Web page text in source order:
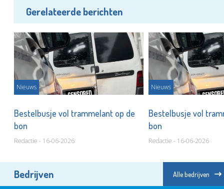
Gerelateerde berichten
Nieuws
Bestelbusje vol trammelant op de
bon
Redactie - 16-06-2026
Nieuws
Bestelbusje vol
bon
Redactie - 16-06-2026
Bedrijven Alle bedrijven